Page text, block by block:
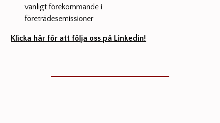
vanligt förekommande i
företrädesemissioner
Klicka här för att följa oss på Linkedin!